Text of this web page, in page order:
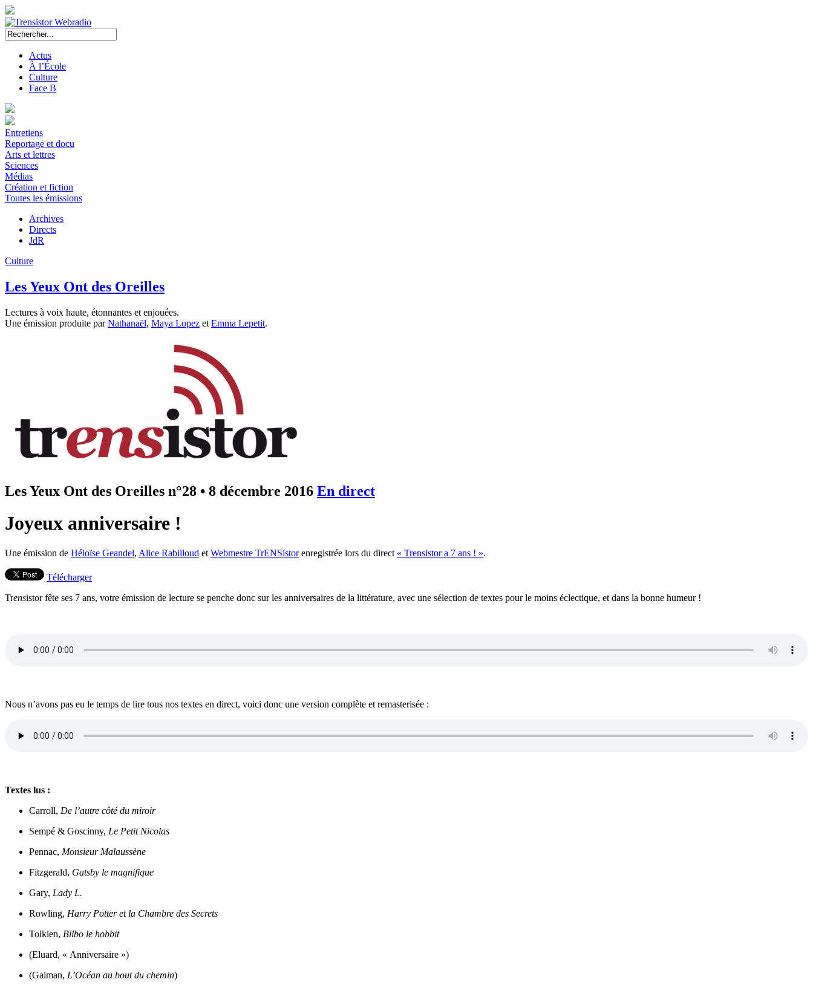
Actus
À l’École
Culture
Face B
Entretiens
Reportage et docu
Arts et lettres
Sciences
Médias
Création et fiction
Toutes les émissions
Archives
Directs
JdR
Culture
Les Yeux Ont des Oreilles
Lectures à voix haute, étonnantes et enjouées.
Une émission produite parNathanaël, Maya Lopez et Emma Lepetit.
Les Yeux Ont des Oreilles n°28 • 8 décembre 2016 En direct
Joyeux anniversaire !
Une émission de Héloïse Geandel, Alice Rabilloud et Webmestre TrENSistorenregistrée lors du direct « Trensistor a 7 ans ! ».
Télécharger
Trensistor fête ses 7 ans, votre émission de lecture se penche donc sur les anniversaires de la littérature, avec une sélection de textes pour le moins éclectique, et dans la bonne humeur !
Nous n’avons pas eu le temps de lire tous nos textes en direct, voici donc une version complète et remasterisée :
Textes lus :
Carroll, De l’autre côté du miroir
Sempé & Goscinny, Le Petit Nicolas
Pennac, Monsieur Malaussène
Fitzgerald, Gatsby le magnifique
Gary, Lady L.
Rowling, Harry Potter et la Chambre des Secrets
Tolkien, Bilbo le hobbit
(Eluard, « Anniversaire »)
(Gaiman, L’Océan au bout du chemin)